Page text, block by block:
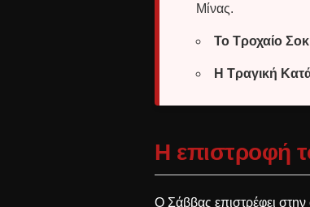
Μίνας.
Το Τροχαίο
Η Τραγική
Η επιστροφή
Ο Σάββας επιστρέφει στην